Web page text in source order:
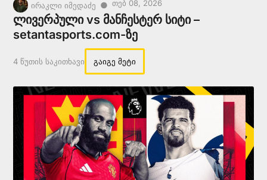
ირაკლი იმედაძე ● Თებ 08, 2026
ლივერპული vs მანჩესტერ სიტი –
setantasports.com-ზე
4 Წუთის Საკითხავი გაიგე მეტი